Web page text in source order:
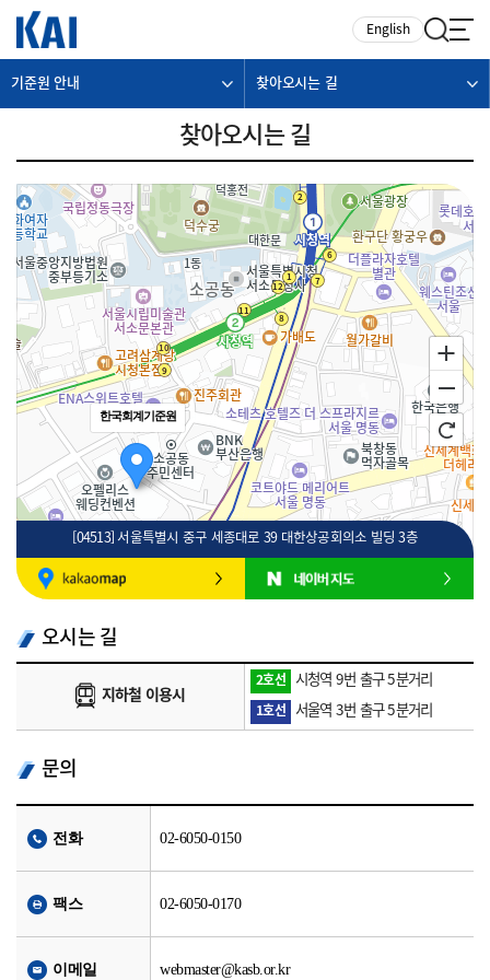
English
기준원 안내 찾아오시는 길
찾아오시는 길
한국회계기준원
100m
[04513] 서울특별시 중구 세종대로 39 대한상공회의소 빌딩 3층
오시는 길
지하철 이용시
2호선 시청역 9번 출구 5분거리
1호선 서울역 3번 출구 5분거리
문의
전화 02-6050-0150
팩스 02-6050-0170
이메일 webmaster@kasb.or.kr